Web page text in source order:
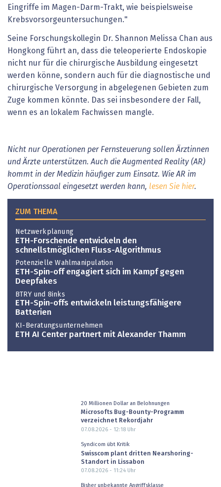
Eingriffe im Magen-Darm-Trakt, wie beispielsweise
Krebsvorsorgeuntersuchungen."
Seine Forschungskollegin Dr. Shannon Melissa Chan aus
Hongkong führt an, dass die teleoperierte Endoskopie
nicht nur für die chirurgische Ausbildung eingesetzt
werden könne, sondern auch für die diagnostische und
chirurgische Versorgung in abgelegenen Gebieten zum
Zuge kommen könnte. Das sei insbesondere der Fall,
wenn es an lokalem Fachwissen mangle.
Nicht nur Operationen per Fernsteuerung sollen Ärztinnen
und Ärzte unterstützen. Auch die Augmented Reality (AR)
kommt in der Medizin häufiger zum Einsatz. Wie AR im
Operationssaal eingesetzt werden kann, lesen Sie hier.
ZUM THEMA
Netzwerkplanung
ETH-Forschende entwickeln den
schnellstmöglichen Fluss-Algorithmus
Potenzielle Wahlmanipulation
ETH-Spin-off engagiert sich im Kampf gegen
Deepfakes
BTRY und 8inks
ETH-Spin-offs entwickeln leistungsfähigere
Batterien
KI-Beratungsunternehmen
ETH AI Center partnert mit Alexander Thamm
20 Millionen Dollar an Belohnungen
Microsofts Bug-Bounty-Programm
verzeichnet Rekordjahr
07.08.2026 - 12:18Uhr
Syndicom übt Kritik
Swisscom plant dritten Nearshoring-
Standort in Lissabon
07.08.2026 - 11:24Uhr
Bisher unbekannte Angriffsklasse